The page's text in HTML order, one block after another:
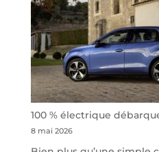
100 % électrique
8 mai 2026